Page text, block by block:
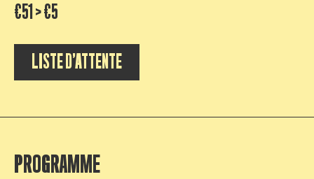
€51 > €5
LISTE D’ATTENTE
PROGRAMME